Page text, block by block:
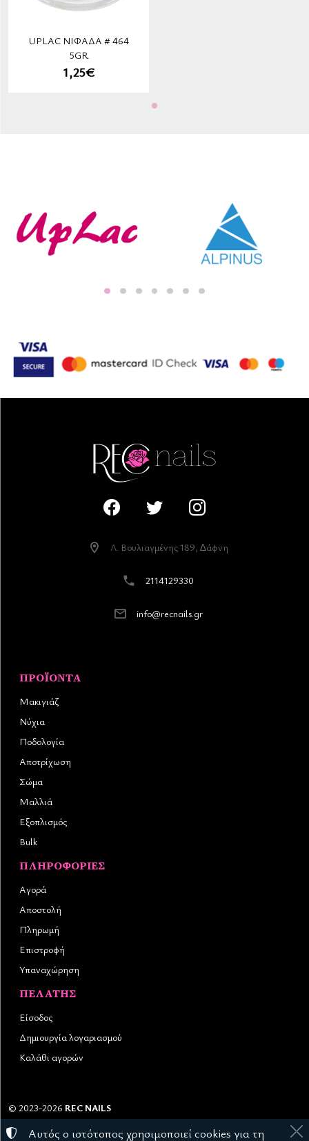
UPLAC ΝΙΦΆΔΑ # 464
5GR
1,25€
Λ. Βουλιαγµένης 189, ∆άφνη
2114129330
info@recnails.gr
ΠΡΟΪΌΝΤΑ
Μακιγιάζ
Νύχια
Ποδολογία
Αποτρίχωση
Σώμα
Μαλλιά
Εξοπλισμός
Bulk
ΠΛΗΡΟΦΟΡΊΕΣ
Αγορά
Αποστολή
Πληρωμή
Επιστροφή
Υπαναχώρηση
ΠΕΛΆΤΗΣ
Είσοδος
Δημιουργία λογαριασμού
Καλάθι αγορών
© 2023-2026 REC NAILS
Αριθμός ΓΕΜΗ:145976403000
Αυτός ο ιστότοπος χρησιμοποιεί cookies για τη